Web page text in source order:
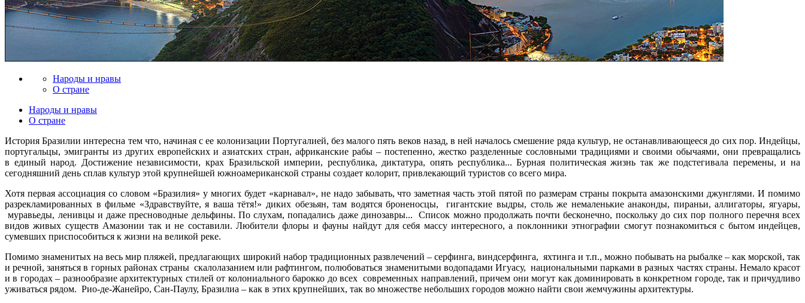
Народы и нравы
О стране
Народы и нравы
О стране
История Бразилии интересна тем что, начиная с ее колонизации Португалией, без малого пять веков назад, в ней началось смешение ряда культур, не останавливающееся до сих пор. Индейцы,
португальцы, эмигранты из других европейских и азиатских стран, африканские рабы – постепенно, жестко разделенные сословными традициями и своими обычаями, они превращались
в единый народ. Достижение независимости, крах Бразильской империи, республика, диктатура, опять республика... Бурная политическая жизнь так же подстегивала перемены, и на
сегодняшний день сплав культур этой крупнейшей южноамериканской страны создает колорит, привлекающий туристов со всего мира.
Хотя первая ассоциация со словом «Бразилия» у многих будет «карнавал», не надо забывать, что заметная часть этой пятой по размерам страны покрыта амазонскими джунглями. И помимо
разрекламированных в фильме «Здравствуйте, я ваша тётя!» диких обезьян, там водятся броненосцы, гигантские выдры, столь же немаленькие анаконды, пираньи, аллигаторы, ягуары,
муравьеды, ленивцы и даже пресноводные дельфины. По слухам, попадались даже динозавры... Список можно продолжать почти бесконечно, поскольку до сих пор полного перечня всех
видов живых существ Амазонии так и не составили. Любители флоры и фауны найдут для себя массу интересного, а поклонники этнографии смогут познакомиться с бытом индейцев,
сумевших приспособиться к жизни на великой реке.
Помимо знаменитых на весь мир пляжей, предлагающих широкий набор традиционных развлечений – серфинга, виндсерфинга, яхтинга и т.п., можно побывать на рыбалке – как морской, так
и речной, заняться в горных районах страны скалолазанием или рафтингом, полюбоваться знаменитыми водопадами Игуасу, национальными парками в разных частях страны. Немало красот
и в городах – разнообразие архитектурных стилей от колониального барокко до всех современных направлений, причем они могут как доминировать в конкретном городе, так и причудливо
уживаться рядом. Рио-де-Жанейро, Сан-Паулу, Бразилиа – как в этих крупнейших, так во множестве небольших городов можно найти свои жемчужины архитектуры.